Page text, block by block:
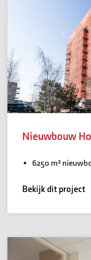
Nieuwbouw
6250 m²
Bekijk dit project